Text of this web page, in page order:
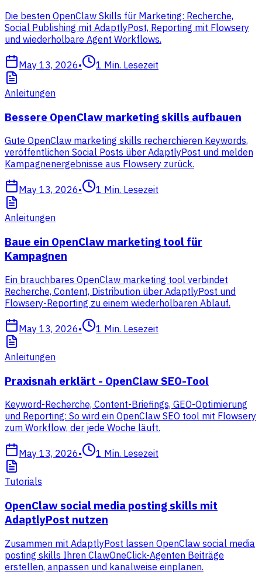
Die besten OpenClaw Skills für Marketing: Recherche,
Social Publishing mit AdaptlyPost, Reporting mit Flowsery
und wiederholbare Agent Workflows.
May 13, 2026• 1 Min. Lesezeit
Anleitungen
Bessere OpenClaw marketing skills aufbauen
Gute OpenClaw marketing skills recherchieren Keywords,
veröffentlichen Social Posts über AdaptlyPost und melden
Kampagnenergebnisse aus Flowsery zurück.
May 13, 2026• 1 Min. Lesezeit
Anleitungen
Baue ein OpenClaw marketing tool für
Kampagnen
Ein brauchbares OpenClaw marketing tool verbindet
Recherche, Content, Distribution über AdaptlyPost und
Flowsery-Reporting zu einem wiederholbaren Ablauf.
May 13, 2026• 1 Min. Lesezeit
Anleitungen
Praxisnah erklärt - OpenClaw SEO-Tool
Keyword-Recherche, Content-Briefings, GEO-Optimierung
und Reporting: So wird ein OpenClaw SEO tool mit Flowsery
zum Workflow, der jede Woche läuft.
May 13, 2026• 1 Min. Lesezeit
Tutorials
OpenClaw social media posting skills mit
AdaptlyPost nutzen
Zusammen mit AdaptlyPost lassen OpenClaw social media
posting skills Ihren ClawOneClick-Agenten Beiträge
erstellen, anpassen und kanalweise einplanen.